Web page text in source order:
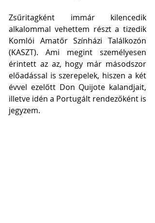
Zsűritagként immár kilencedik
alkalommal vehettem részt a tizedik
Komlói Amatőr Színházi Találkozón
(KASZT). Ami megint személyesen
érintett az az, hogy már másodszor
előadással is szerepelek, hiszen a két
évvel ezelőtt Don Quijote kalandjait,
illetve idén a Portugált rendezőként is
jegyzem.